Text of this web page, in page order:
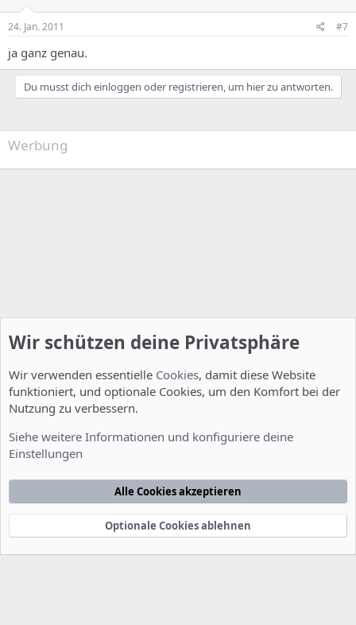
24. Jan. 2011 #7
ja ganz genau.
Du musst dich einloggen oder registrieren, um hier zu antworten.
Werbung
Nutzungsbedingungen Datenschutzerklärung
Startseite
e
Community platform by XenForo® © 2010-2022 XenForo Ltd.
xenDach©2010-2014
Wir schützen deine Privatsphäre
Wir verwenden essentielle Cookies, damit diese Website
funktioniert, und optionale Cookies, um den Komfort bei der
Nutzung zu verbessern.
Siehe weitere Informationen und konfiguriere deine
Einstellungen
Alle Cookies akzeptieren
Optionale Cookies ablehnen